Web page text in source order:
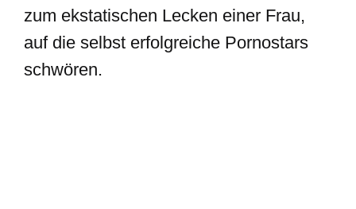
zum ekstatischen Lecken einer Frau,
auf die selbst erfolgreiche Pornostars
schwören.